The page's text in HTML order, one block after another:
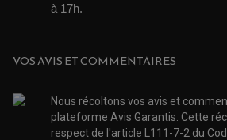
ROULEMENT DE ROUE
TRANSMISSION
KIT CHAÎNE MOTO
ACCESSOIRE SCOOTER VESPA
à 17h.
VOS AVIS ET COMMENTAIRES
Nous récoltons vos avis et
plateforme Avis Garantis. Cette
respect de l'article L111-7-2 du